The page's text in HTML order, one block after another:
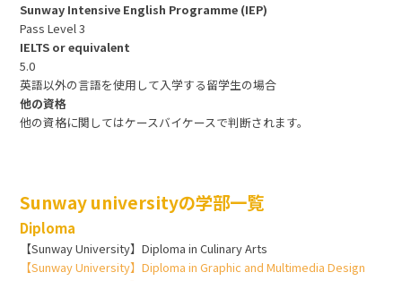
Sunway Intensive English Programme (IEP)
Pass Level 3
IELTS or equivalent
5.0
英語以外の言語を使用して入学する留学生の場合
他の資格
他の資格に関してはケースバイケースで判断されます。
Sunway universityの学部一覧
Diploma
【Sunway University】Diploma in Culinary Arts
【Sunway University】Diploma in Graphic and Multimedia Design